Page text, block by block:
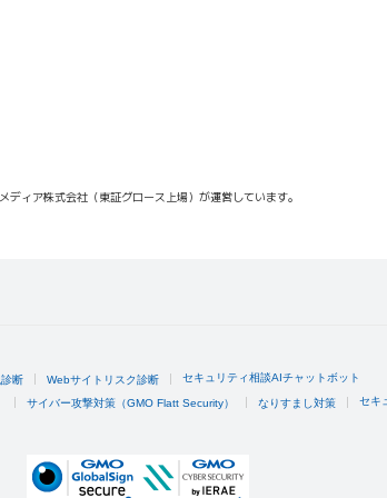
ィア株式会社（東証グロース上場）が運営しています。
断 Webサイトリスク診断 セキュリティ相談AIチャットボット
サイバー攻撃対策（GMO Flatt Security） なりすまし対策 セキ